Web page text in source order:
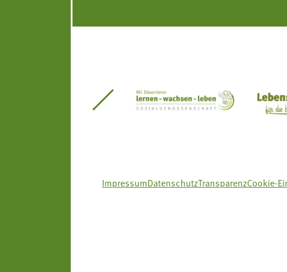
Südtiroler Gärtnervereinigung Sozialgenossenschaft
ImpressumDatenschutzTransparenzCookie-